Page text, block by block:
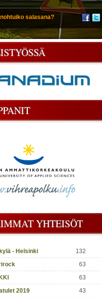
salasana?
YHTEISÖT
- Helsinki
132
63
63
2019
43